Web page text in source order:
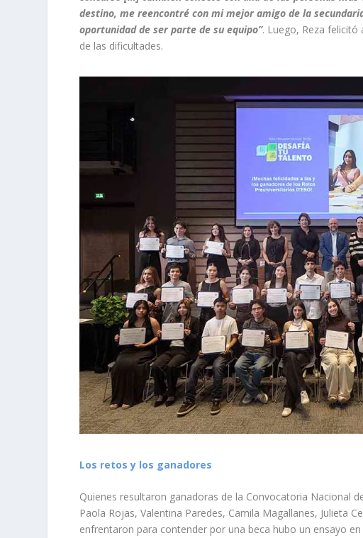
destino, me reencontré con mi mejor amigo de la
oportunidad de ser parte de su equipo”. Luego, Reza
de las dificultades.
Los retos y los ganadores
Quienes resultaron ganadoras de la Convocatoria Nacional
Paola Rojas, Valentina Paredes, Camila Magallanes, Julieta
enfrentaron para contender por una beca hubo un ensayo